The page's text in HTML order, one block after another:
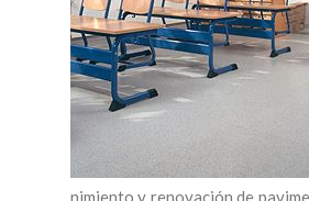
nimiento y renovación de